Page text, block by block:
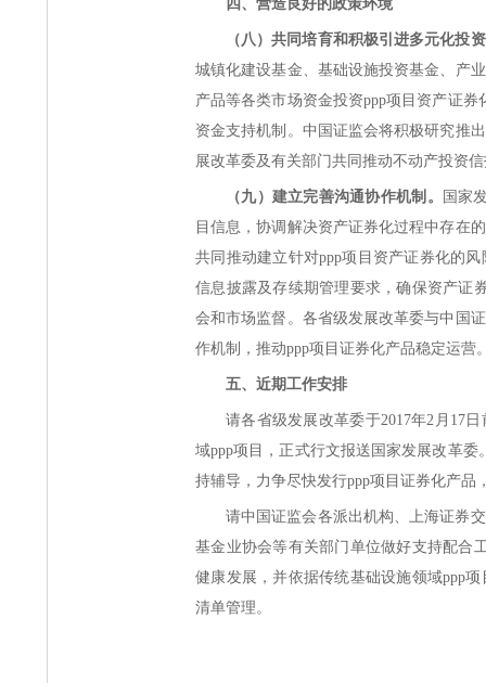
四、营造良好的政策环境
（八）共同培育和积极引进多元化投
城镇化建设基金、基础设施投资基金、产
产品等各类市场资金投资ppp项目资产证
资金支持机制。中国证监会将积极研究推
展改革委及有关部门共同推动不动产投资
（九）建立完善沟通协作机制。
国家
目信息，协调解决资产证券化过程中存在
共同推动建立针对ppp项目资产证券化的
信息披露及存续期管理要求，确保资产证
会和市场监督。各省级发展改革委与中国
作机制，推动ppp项目证券化产品稳定运营
五、近期工作安排
请各省级发展改革委于2017年2月17
域ppp项目，正式行文报送国家发展改革
持辅导，力争尽快发行ppp项目证券化产品
请中国证监会各派出机构、上海证券
基金业协会等有关部门单位做好支持配合
健康发展，并依据传统基础设施领域ppp
清单管理。